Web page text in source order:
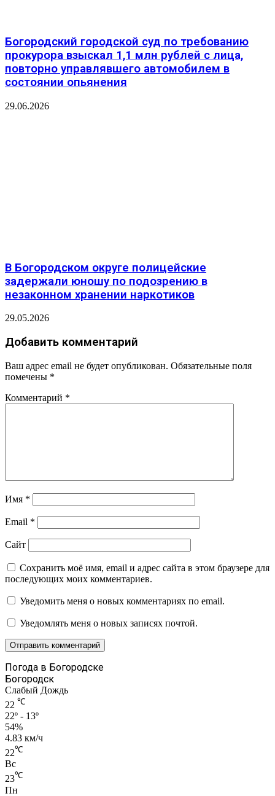
️Богородский городской суд по требованию
прокурора взыскал 1,1 млн рублей с лица,
повторно управлявшего автомобилем в
состоянии опьянения
29.06.2026
В Богородском округе полицейские
задержали юношу по подозрению в
незаконном хранении наркотиков
29.05.2026
Добавить комментарий
Ваш адрес email не будет опубликован. Обязательные поля
помечены *
Комментарий *
Имя *
Email *
Сайт
Сохранить моё имя, email и адрес сайта в этом браузере для
последующих моих комментариев.
Уведомить меня о новых комментариях по email.
Уведомлять меня о новых записях почтой.
Погода в Богородске
Богородск
Слабый Дождь
22 ℃
22º - 13º
54%
4.83 км/ч
22℃
Вс
23℃
Пн